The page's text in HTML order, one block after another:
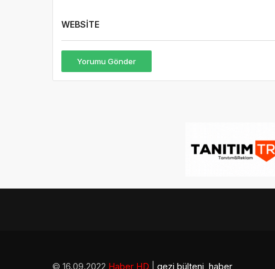
WEBSITE
Yorumu Gönder
© 16.09.2022 Haber HD gezi bülteni haber